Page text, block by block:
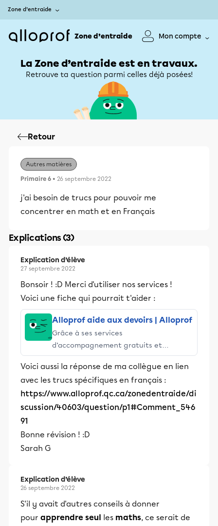
Zone d’entraide
Zone d’entraide Mon compte
La Zone d’entraide est en travaux.
Retrouve ta question parmi celles déjà posées!
Retour
Autres matières
Primaire 6 • 26 septembre 2022
j'ai besoin de trucs pour pouvoir me
concentrer en math et en Français
Explications (3)
Explication d’élève
27 septembre 2022
Bonsoir ! :D Merci d'utiliser nos services !
Voici une fiche qui pourrait t'aider :
Alloprof aide aux devoirs | Alloprof
Grâce à ses services
d’accompagnement gratuits et
stimulants, Alloprof engage les élèves
et leurs parents dans la réussite
éducative.
Voici aussi la réponse de ma collègue en lien
avec les trucs spécifiques en français :
https://www.alloprof.qc.ca/zonedentraide/di
scussion/40603/question/p1#Comment_546
91
Bonne révision ! :D
Sarah G
Explication d’élève
26 septembre 2022
S'il y avait d'autres conseils à donner
pour apprendre seul les maths, ce serait de